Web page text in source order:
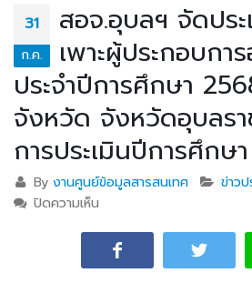
31
ก.ค.
สอจ.อุบลฯ จัดปร
เพาะผู้ประกอบกา
ประจำปีการศึกษา
จังหวัด จังหวัดอุบลร
การประเมินปีการศึกษ
Byงานศูนย์ข้อมูลสารสนเทศ
ข่าว
ปิดความเห็น
จังหวัดอุบลราชธานี (รอบก